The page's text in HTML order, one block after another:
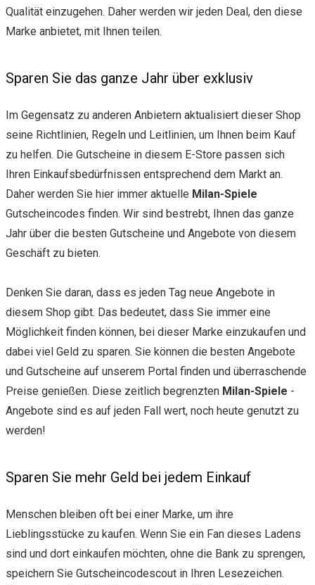
Qualität einzugehen. Daher werden wir jeden Deal, den diese
Marke anbietet, mit Ihnen teilen.
Sparen Sie das ganze Jahr über exklusiv
Im Gegensatz zu anderen Anbietern aktualisiert dieser Shop
seine Richtlinien, Regeln und Leitlinien, um Ihnen beim Kauf
zu helfen. Die Gutscheine in diesem E-Store passen sich
Ihren Einkaufsbedürfnissen entsprechend dem Markt an.
Daher werden Sie hier immer aktuelle Milan-Spiele
Gutscheincodes finden. Wir sind bestrebt, Ihnen das ganze
Jahr über die besten Gutscheine und Angebote von diesem
Geschäft zu bieten.
Denken Sie daran, dass es jeden Tag neue Angebote in
diesem Shop gibt. Das bedeutet, dass Sie immer eine
Möglichkeit finden können, bei dieser Marke einzukaufen und
dabei viel Geld zu sparen. Sie können die besten Angebote
und Gutscheine auf unserem Portal finden und überraschende
Preise genießen. Diese zeitlich begrenzten Milan-Spiele -
Angebote sind es auf jeden Fall wert, noch heute genutzt zu
werden!
Sparen Sie mehr Geld bei jedem Einkauf
Menschen bleiben oft bei einer Marke, um ihre
Lieblingsstücke zu kaufen. Wenn Sie ein Fan dieses Ladens
sind und dort einkaufen möchten, ohne die Bank zu sprengen,
speichern Sie Gutscheincodescout in Ihren Lesezeichen.